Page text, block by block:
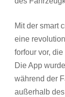
Mit der smart
eine
forfour vor,
Die App
während der
außerhalb